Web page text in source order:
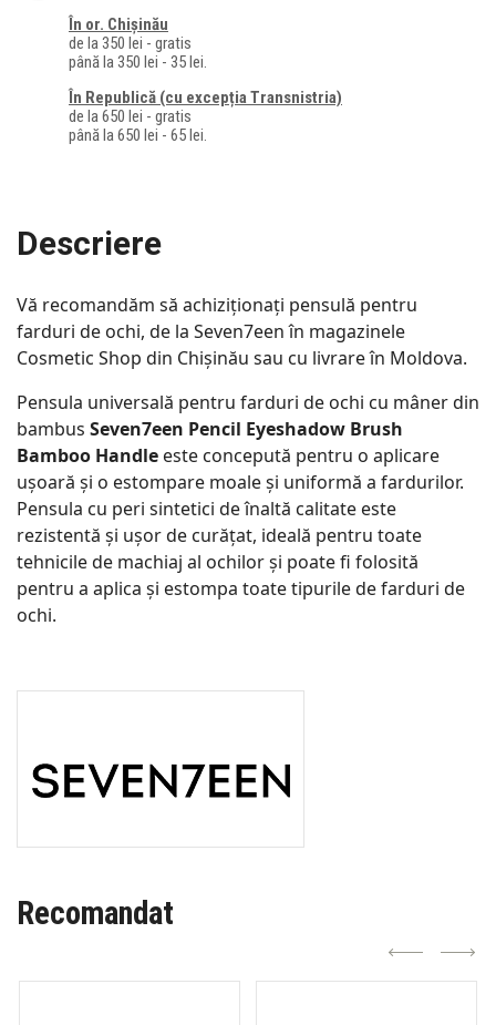
În or. Chișinău
de la 350 lei - gratis
până la 350 lei - 35 lei.
În Republică (cu excepția Transnistria)
de la 650 lei - gratis
până la 650 lei - 65 lei.
Descriere
Vă recomandăm să achiziționați pensulă pentru
farduri de ochi, de la Seven7een în magazinele
Cosmetic Shop din Chișinău sau cu livrare în Moldova.
Pensula universală pentru farduri de ochi cu mâner din
bambus Seven7een Pencil Eyeshadow Brush
Bamboo Handle este concepută pentru o aplicare
ușoară și o estompare moale și uniformă a fardurilor.
Pensula cu peri sintetici de înaltă calitate este
rezistentă și ușor de curățat, ideală pentru toate
tehnicile de machiaj al ochilor și poate fi folosită
pentru a aplica și estompa toate tipurile de farduri de
ochi.
Recomandat